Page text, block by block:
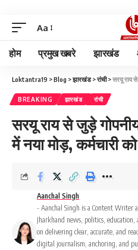
Aa
होम प्रमुख खबरे झारखंड
Loktantra19 >Blog >झारखंड>रांची>सरयू राय से जुड़े
BREAKING झारखंड रांची
सरयू राय से जुड़े
में नया मोड़, कर्मचारी
Aanchal Singh
- Aanchal Singh is a Content Writer
Jharkhand news, politics,
on delivering clear, accurate, and
digital journalism, anchoring, and